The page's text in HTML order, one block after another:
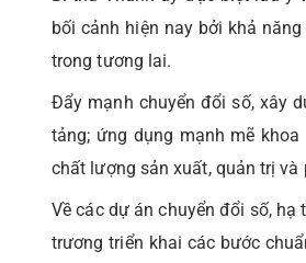
bối cảnh hiện nay bởi khả
trong tương lai.
Đẩy mạnh chuyển đổi số, xây
tảng; ứng dụng mạnh mẽ
chất lượng sản xuất, quản trị và
Về các dự án chuyển đổi số,
trương triển khai các bước